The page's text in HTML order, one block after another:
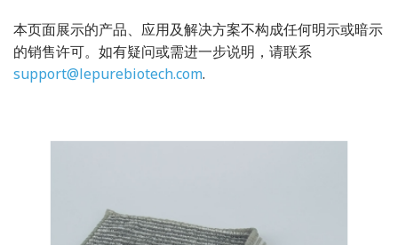
本页面展示的产品、应用及解决方案不构成任何明示或暗示
的销售许可。如有疑问或需进一步说明，请联系
support@lepurebiotech.com.